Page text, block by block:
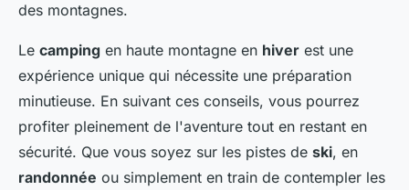
des montagnes.
Le camping en haute montagne en hiver est une
expérience unique qui nécessite une préparation
minutieuse. En suivant ces conseils, vous pourrez
profiter pleinement de l'aventure tout en restant en
sécurité. Que vous soyez sur les pistes de ski, en
randonnée ou simplement en train de contempler les